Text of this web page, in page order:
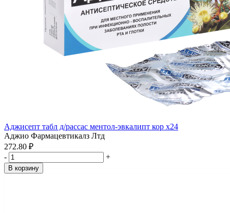
Аджисепт табл д/рассас ментол-эвкалипт кор x24
Аджио Фармацевтикалз Лтд
272.80 ₽
-
+
В корзину